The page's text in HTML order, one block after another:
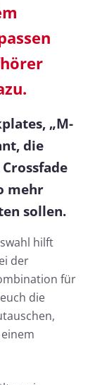
„M-
die
mehr
sollen.
hilft
der
für
die